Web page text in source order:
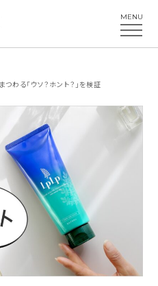
MENU
わる「ウソ？ホント？」を検証